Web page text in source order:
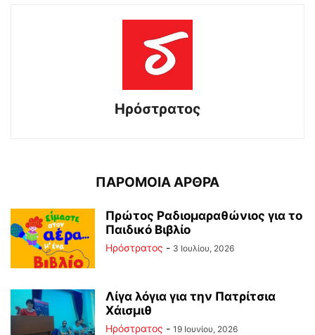
Ηρόστρατος
ΠΑΡΟΜΟΙΑ ΑΡΘΡΑ
Πρώτος Ραδιομαραθώνιος για το
Παιδικό Βιβλίο
Ηρόστρατος - 3 Ιουλίου, 2026
Λίγα λόγια για την Πατρίτσια
Χάισμιθ
Ηρόστρατος - 19 Ιουνίου, 2026